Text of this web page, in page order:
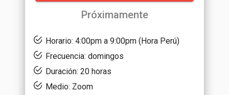
Próximamente
Horario: 4:00pm a 9:00pm (Hora Perú)
Frecuencia: domingos
Duración: 20 horas
Medio: Zoom